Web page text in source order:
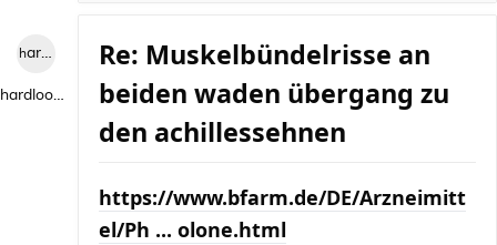
hardlooper
hardlooper
Re: Muskelbündelrisse an
beiden waden übergang zu
den achillessehnen
https://www.bfarm.de/DE/Arzneimitt
el/Ph ... olone.html